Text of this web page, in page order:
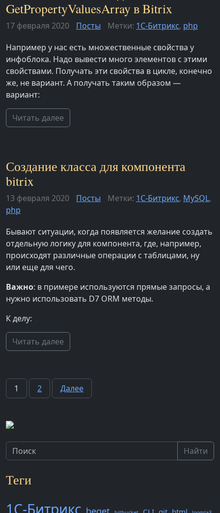
GetPropertyValuesArray в Bitrix
17 февраля 2020 Посты Метки: 1С-Битрикс, php
Например у нас есть множественные свойства у
инфоблока. Надо вывести много элементов с этими
свойствами. Получать эти свойства в цикле, конечно
же, не вариант. А получать таким образом —
вариант:
Читать далее
Создание класса для компонента
bitrix
13 февраля 2020 Посты Метки: 1С-Битрикс, MySQL,
php
Бывают ситуации, когда появляется желание создать
отдельную логику для компонента, где, например,
происходят различные операции с таблицами, ну
или еще для чего.
Важно: в примере используются прямые запросы, а
нужно использовать D7 ORM методы.
К делу:
Читать далее
Пагинация
1 2 Далее
Найти
Теги
1С-Битрикс